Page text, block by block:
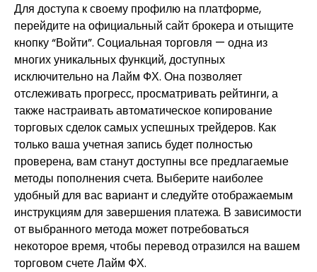
Для доступа к своему профилю на платформе,
перейдите на официальный сайт брокера и отыщите
кнопку “Войти”. Социальная торговля — одна из
многих уникальных функций, доступных
исключительно на Лайм ФХ. Она позволяет
отслеживать прогресс, просматривать рейтинги, а
также настраивать автоматическое копирование
торговых сделок самых успешных трейдеров. Как
только ваша учетная запись будет полностью
проверена, вам станут доступны все предлагаемые
методы пополнения счета. Выберите наиболее
удобный для вас вариант и следуйте отображаемым
инструкциям для завершения платежа. В зависимости
от выбранного метода может потребоваться
некоторое время, чтобы перевод отразился на вашем
торговом счете Лайм ФХ.